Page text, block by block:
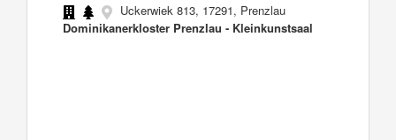
Uckerwiek 813, 17291, Prenzlau
Dominikanerkloster Prenzlau - Kleinkunstsaal